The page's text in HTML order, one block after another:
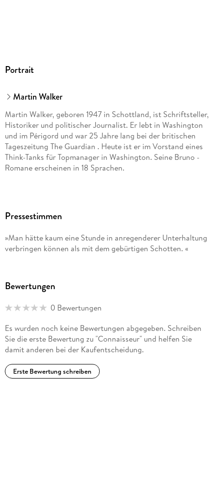
Portrait
Martin Walker
Martin Walker, geboren 1947 in Schottland, ist Schriftsteller,
Historiker und politischer Journalist. Er lebt in Washington
und im Périgord und war 25 Jahre lang bei der britischen
Tageszeitung The Guardian . Heute ist er im Vorstand eines
Think-Tanks für Topmanager in Washington. Seine Bruno -
Romane erscheinen in 18 Sprachen.
Pressestimmen
»Man hätte kaum eine Stunde in anregenderer Unterhaltung
verbringen können als mit dem gebürtigen Schotten. «
Bewertungen
0 Bewertungen
Es wurden noch keine Bewertungen abgegeben. Schreiben
Sie die erste Bewertung zu "Connaisseur" und helfen Sie
damit anderen bei der Kaufentscheidung.
Erste Bewertung schreiben